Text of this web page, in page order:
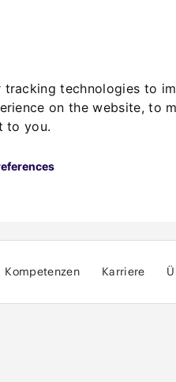
tracking technologies to
on the website,to
to you.
Kompetenzen Karriere